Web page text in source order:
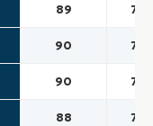
89 74
90 79
90 79
88 78